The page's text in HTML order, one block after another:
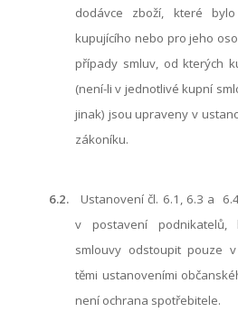
dodávce zboží, které
kupujícího nebo pro jeho
případy smluv, od kterých
(není-li v jednotlivé kupní
jinak) jsou upraveny v
zákoníku.
6.2. Ustanovení čl. 6.1 , 6.3 a
v postavení
smlouvy odstoupit pouze
těmi ustanoveními
není ochrana spotřebitele.